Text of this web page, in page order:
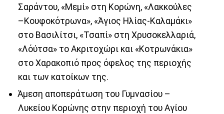
Σαράντου, «Μεμί» στη Κορώνη, «Λακκούλες
–Κουφοκότρωνα», «Άγιος Ηλίας-Καλαμάκι»
στο Βασιλίτσι, «Τσαπί» στη Χρυσοκελλαριά,
«Λόύτσα» το Ακριτοχώρι και «Κοτρωνάκια»
στο Χαρακοπιό προς όφελος της περιοχής
και των κατοίκων της.
Άμεση αποπεράτωση του Γυμνασίου –
Λυκείου Κορώνης στην περιοχή του Αγίου